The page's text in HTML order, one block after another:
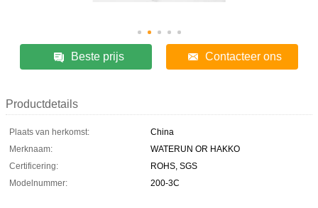
Beste prijs Contacteer ons
Productdetails
Plaats van herkomst:
China
Merknaam:
WATERUN OR HAKKO
Certificering:
ROHS, SGS
Modelnummer:
200-3C